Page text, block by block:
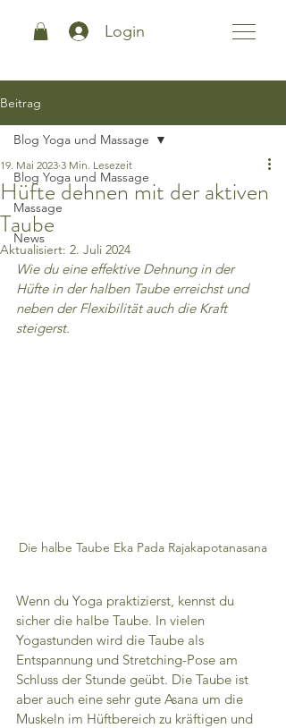
Login
Beitrag
Blog Yoga und Massage
Massage
News
Blog Yoga und Massage
Hüfte dehnen mit der aktiven
Taube
19. Mai 2023 3 Min. Lesezeit
Aktualisiert: 2. Juli 2024
Wie du eine effektive Dehnung in der
Hüfte in der halben Taube erreichst und
neben der Flexibilität auch die Kraft
steigerst.
Die halbe Taube Eka Pada Rajakapotanasana
Wenn du Yoga praktizierst, kennst du
sicher die halbe Taube. In vielen
Yogastunden wird die Taube als
Entspannung und Stretching-Pose am
Schluss der Stunde geübt. Die Taube ist
aber auch eine sehr gute Asana um die
Muskeln im Hüftbereich zu kräftigen und